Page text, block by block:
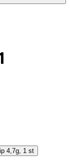
4,7g, 1 st